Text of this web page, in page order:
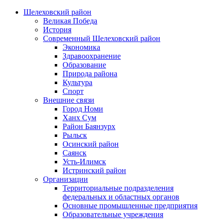
Шелеховский район
Великая Победа
История
Современный Шелеховский район
Экономика
Здравоохранение
Образование
Природа района
Культура
Спорт
Внешние связи
Город Номи
Ханх Сум
Район Баянзурх
Рыльск
Осинский район
Саянск
Усть-Илимск
Истринский район
Организации
Территориальные подразделения
федеральных и областных органов
Основные промышленные предприятия
Образовательные учреждения